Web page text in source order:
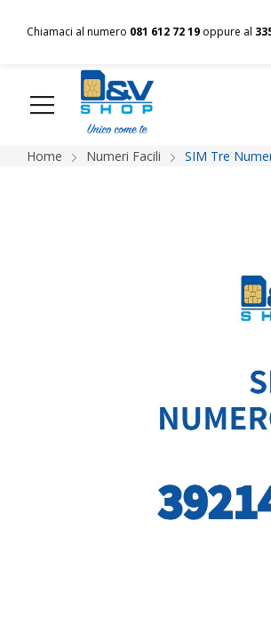
Chiamaci al numero 081 612 72 19 oppure al
HOME Chi siamo Shop
Home Numeri Facili SIM Tre